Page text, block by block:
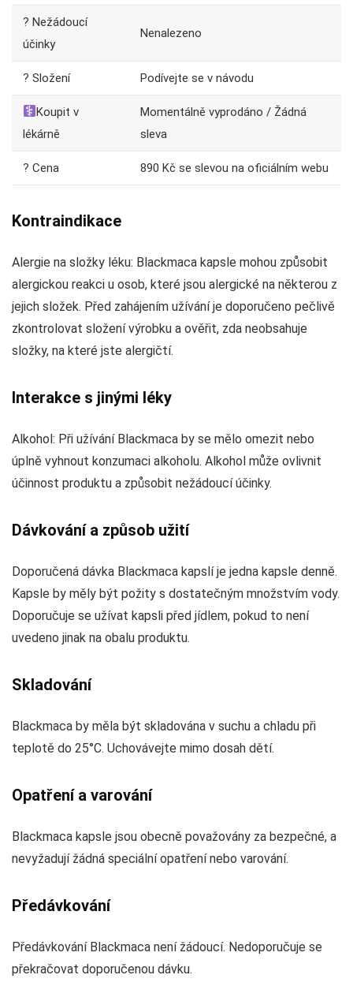
? Nežádoucí
účinky
Nenalezeno
? Složení Podívejte se v návodu
Koupit v
lékárně
Momentálně vyprodáno / Žádná
sleva
? Cena 890 Kč se slevou na oficiálním webu
Kontraindikace
Alergie na složky léku: Blackmaca kapsle mohou způsobit
alergickou reakci u osob, které jsou alergické na některou z
jejich složek. Před zahájením užívání je doporučeno pečlivě
zkontrolovat složení výrobku a ověřit, zda neobsahuje
složky, na které jste alergičtí.
Interakce s jinými léky
Alkohol: Při užívání Blackmaca by se mělo omezit nebo
úplně vyhnout konzumaci alkoholu. Alkohol může ovlivnit
účinnost produktu a způsobit nežádoucí účinky.
Dávkování a způsob užití
Doporučená dávka Blackmaca kapslí je jedna kapsle denně.
Kapsle by měly být požity s dostatečným množstvím vody.
Doporučuje se užívat kapsli před jídlem, pokud to není
uvedeno jinak na obalu produktu.
Skladování
Blackmaca by měla být skladována v suchu a chladu při
teplotě do 25°C. Uchovávejte mimo dosah dětí.
Opatření a varování
Blackmaca kapsle jsou obecně považovány za bezpečné, a
nevyžadují žádná speciální opatření nebo varování.
Předávkování
Předávkování Blackmaca není žádoucí. Nedoporučuje se
překračovat doporučenou dávku.